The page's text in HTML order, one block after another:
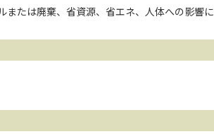
または廃棄、省資源、省エネ、人体への影響